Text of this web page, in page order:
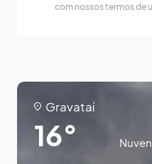
com nossos termos de
Gravataí
16°